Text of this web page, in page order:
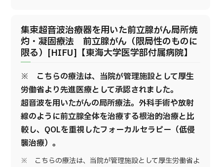
集束超音波治療器を用いた前立腺がん局所焼
灼・凝固療法 前立腺がん（限局性のものに
限る）[HIFU]【東海大学医学部付属病院】
※ こちらの療法は、当院が管理施設として厚生
労働省より先進医療として承認されました。
超音波を用いたがんの局所療法。外科手術や放射
線のように前立腺全体を治療する根治的治療と比
較し、QOLを重視したフォーカルセラピー（低侵
襲治療）。
※ こちらの療法は、当院が管理施設として厚生労働省よ